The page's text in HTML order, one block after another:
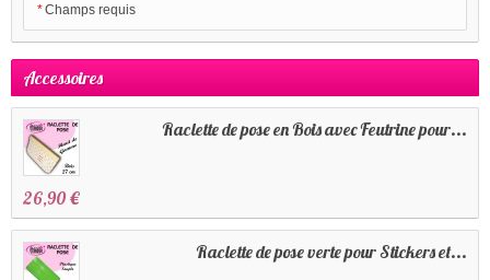
*Champs requis
Accessoires
Raclette de pose en Bois avec Feutrine pour...
26,90 €
Raclette de pose verte pour Stickers et...